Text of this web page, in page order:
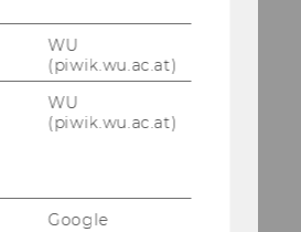
WU
(piwik.wu.ac.at)
WU
(piwik.wu.ac.at)
Google